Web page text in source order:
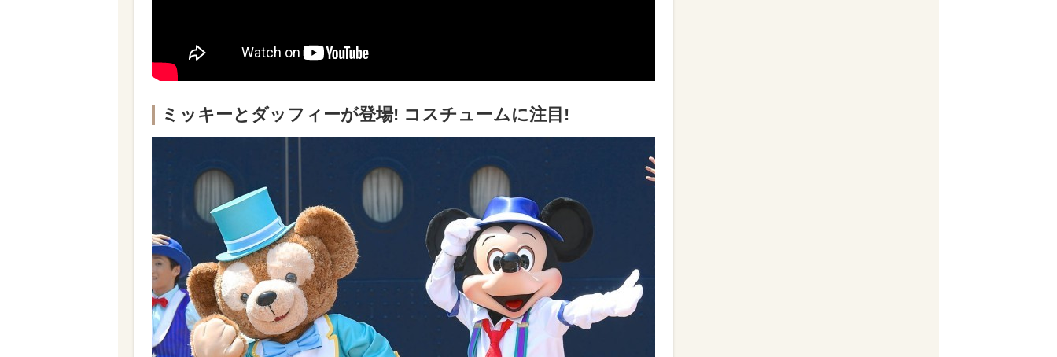
ミッキーとダッフィーが登場! コスチュームに注目!